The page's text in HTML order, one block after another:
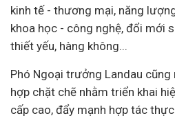
kinh tế - thương mại, năng
khoa học - công nghệ, đổi mới
thiết yếu, hàng không...
Phó Ngoại trưởng Landau cũng
hợp chặt chẽ nhằm triển khai
cấp cao, đẩy mạnh hợp tác